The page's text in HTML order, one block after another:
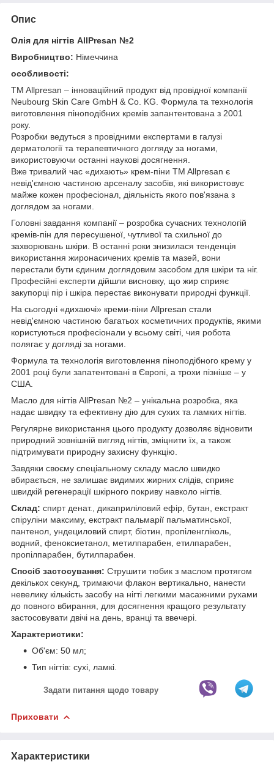
Опис
Олія для нігтів AllPresan №2
Виробництво: Німеччина
особливості:
TM Allpresan – інноваційний продукт від провідної компанії
Neubourg Skin Care GmbH & Co. KG. Формула та технологія
виготовлення піноподібних кремів запантентована з 2001
року.
Розробки ведуться з провідними експертами в галузі
дерматології та терапевтичного догляду за ногами,
використовуючи останні наукові досягнення.
Вже тривалий час «дихають» крем-піни TM Allpresan є
невід'ємною частиною арсеналу засобів, які використовує
майже кожен професіонал, діяльність якого пов'язана з
доглядом за ногами.
Головні завдання компанії – розробка сучасних технологій
кремів-пін для пересушеної, чутливої та схильної до
захворювань шкіри. В останні роки знизилася тенденція
використання жиронасичених кремів та мазей, вони
перестали бути єдиним доглядовим засобом для шкіри та ніг.
Професійні експерти дійшли висновку, що жир сприяє
закупорці пір і шкіра перестає виконувати природні функції.
На сьогодні «дихаючі» креми-піни Allpresan стали
невід'ємною частиною багатьох косметичних продуктів, якими
користуються професіонали у всьому світі, чия робота
полягає у догляді за ногами.
Формула та технологія виготовлення піноподібного крему у
2001 році були запатентовані в Європі, а трохи пізніше – у
США.
Масло для нігтів AllPresan №2 – унікальна розробка, яка
надає швидку та ефективну дію для сухих та ламких нігтів.
Регулярне використання цього продукту дозволяє відновити
природний зовнішній вигляд нігтів, зміцнити їх, а також
підтримувати природну захисну функцію.
Завдяки своєму спеціальному складу масло швидко
вбирається, не залишає видимих жирних слідів, сприяє
швидкій регенерації шкірного покриву навколо нігтів.
Склад: спирт денат., дикаприліловий ефір, бутан, екстракт
спіруліни максиму, екстракт пальмарії пальматинської,
пантенол, ундециловий спирт, біотин, пропіленгліколь,
водний, феноксиетанол, метилпарабен, етилпарабен,
пропілпарабен, бутилпарабен.
Спосіб застосування: Струшити тюбик з маслом протягом
декількох секунд, тримаючи флакон вертикально, нанести
невелику кількість засобу на нігті легкими масажними рухами
до повного вбирання, для досягнення кращого результату
застосовувати двічі на день, вранці та ввечері.
Характеристики:
Об'єм: 50 мл;
Тип нігтів: сухі, ламкі.
Задати питання щодо товару
Приховати
Характеристики